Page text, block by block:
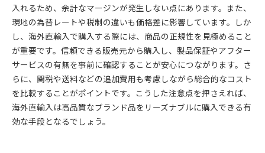
入れるため、余計なマージンが発生しない点にあります。また、
現地の為替レートや税制の違いも価格差に影響しています。しか
し、海外直輸入で購入する際には、商品の正規性を見極めること
が重要です。信頼できる販売元から購入し、製品保証やアフター
サービスの有無を事前に確認することが安心につながります。さ
らに、関税や送料などの追加費用も考慮しながら総合的なコスト
を比較することがポイントです。こうした注意点を押さえれば、
海外直輸入は高品質なブランド品をリーズナブルに購入できる有
効な手段となるでしょう。